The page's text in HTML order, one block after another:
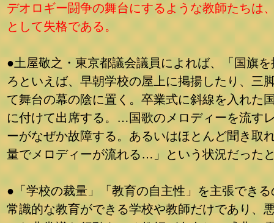
デオロギー闘争の舞台にするような教師たちは
として失格である。
●土屋敬之・東京都議会議員によれば、「国旗を
ろといえば、早朝学校の屋上に掲揚したり、三
て舞台の幕の陰に置く。卒業式に斜線を入れた
に付けて出席する。…国歌のメロディーを流す
ーがなぜか故障する。あるいはほとんど聞き取
量でメロディーが流れる…」という状況だった
●「学校の裁量」「教育の自主性」を主張できる
常識的な教育ができる学校や教師だけであり、